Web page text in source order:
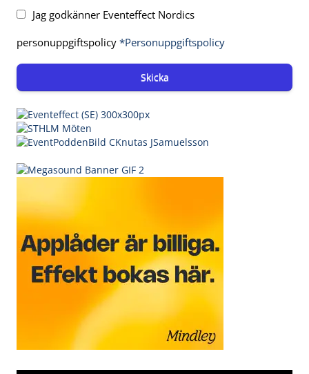
Jag godkänner Eventeffect Nordics
personuppgiftspolicy *Personuppgiftspolicy
Skicka